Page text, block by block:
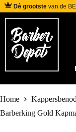
Dè grootste van de
Home
Barberking Gold